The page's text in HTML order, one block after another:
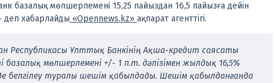
базалық мөлшерлемені 15,25 пайыздан 16,5 пайызға дейін
деп хабарлайды «Opennews.kz» ақпарат агенттігі.
Республикасы Ұлттық Банкінің Ақша-кредит саясаты
базалық мөлшерлемені +/- 1 п.т. дәлізімен жылдық 16,5%
белгілеу туралы шешім қабылдады. Шешім қабылданғанда